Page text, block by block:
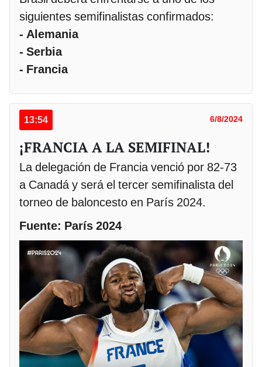
siguientes semifinalistas confirmados:
- Alemania
- Serbia
- Francia
13:54 6/8/2024
¡FRANCIA A LA SEMIFINAL!
La delegación de Francia venció por 82-73
a Canadá y será el tercer semifinalista del
torneo de baloncesto en París 2024.
Fuente: París 2024